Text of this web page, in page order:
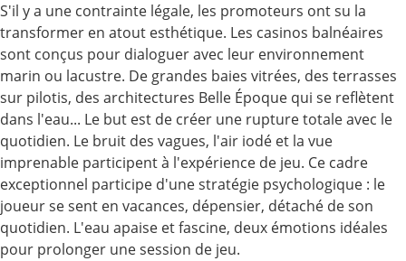
S'il y a une contrainte légale, les promoteurs ont su la
transformer en atout esthétique. Les casinos balnéaires
sont conçus pour dialoguer avec leur environnement
marin ou lacustre. De grandes baies vitrées, des terrasses
sur pilotis, des architectures Belle Époque qui se reflètent
dans l'eau... Le but est de créer une rupture totale avec le
quotidien. Le bruit des vagues, l'air iodé et la vue
imprenable participent à l'expérience de jeu. Ce cadre
exceptionnel participe d'une stratégie psychologique : le
joueur se sent en vacances, dépensier, détaché de son
quotidien. L'eau apaise et fascine, deux émotions idéales
pour prolonger une session de jeu.